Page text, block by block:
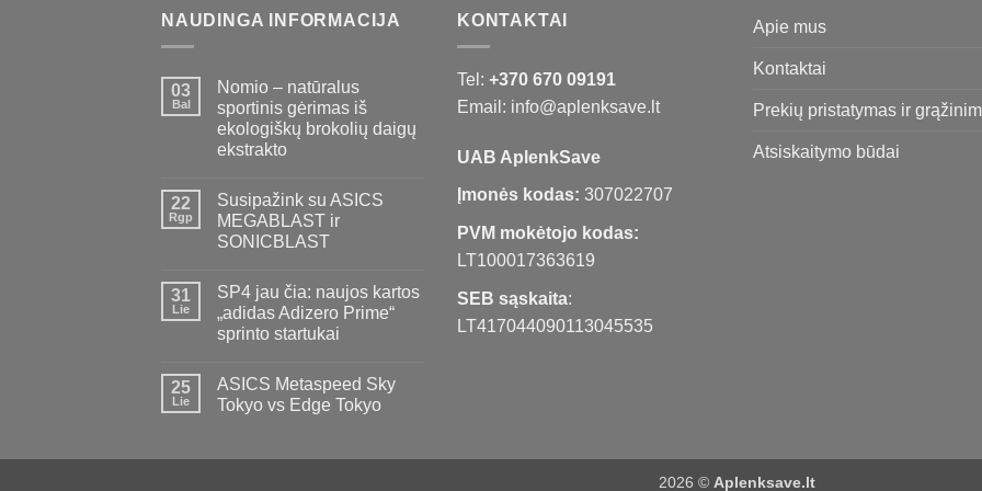
NAUDINGA INFORMACIJA
03
Bal
Nomio – natūralus
sportinis gėrimas iš
ekologiškų brokolių daigų
ekstrakto
22
Rgp
Susipažink su ASICS
MEGABLAST ir
SONICBLAST
31
Lie
SP4 jau čia: naujos kartos
„adidas Adizero Prime“
sprinto startukai
25
Lie
ASICS Metaspeed Sky
Tokyo vs Edge Tokyo
KONTAKTAI
Tel: +370 670 09191
Email: info@aplenksave.lt
UAB AplenkSave
Įmonės kodas: 307022707
PVM mokėtojo kodas:
LT100017363619
SEB sąskaita:
LT417044090113045535
Apie mus
Kontaktai
Prekių pristatymas ir
Atsiskaitymo būdai
2026 © Aplenksave.lt